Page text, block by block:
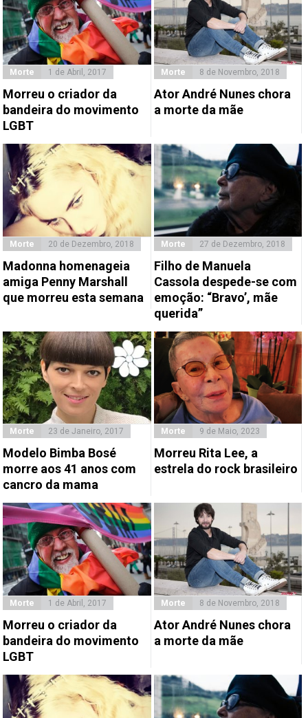
Morte 1 de Abril, 2017
Morreu o criador da
bandeira do movimento
LGBT
Morte 8 de Novembro, 2018
Ator André Nunes chora
a morte da mãe
Morte 20 de Dezembro, 2018
Madonna homenageia
amiga Penny Marshall
que morreu esta semana
Morte 27 de Dezembro, 2018
Filho de Manuela
Cassola despede-se com
emoção: “Bravo’, mãe
querida”
Morte 23 de Janeiro, 2017
Modelo Bimba Bosé
morre aos 41 anos com
cancro da mama
Morte 9 de Maio, 2023
Morreu Rita Lee, a
estrela do rock brasileiro
Morte 1 de Abril, 2017
Morreu o criador da
bandeira do movimento
LGBT
Morte 8 de Novembro, 2018
Ator André Nunes chora
a morte da mãe